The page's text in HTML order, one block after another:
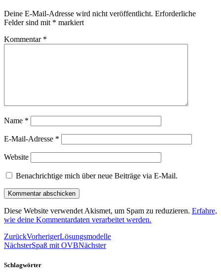
Deine E-Mail-Adresse wird nicht veröffentlicht. Erforderliche
Felder sind mit * markiert
Kommentar *
Name *
E-Mail-Adresse *
Website
Benachrichtige mich über neue Beiträge via E-Mail.
Diese Website verwendet Akismet, um Spam zu reduzieren. Erfahre,
wie deine Kommentardaten verarbeitet werden.
ZurückVorherigerLösungsmodelle
NächsterSpaß mit OVBNächster
Schlagwörter